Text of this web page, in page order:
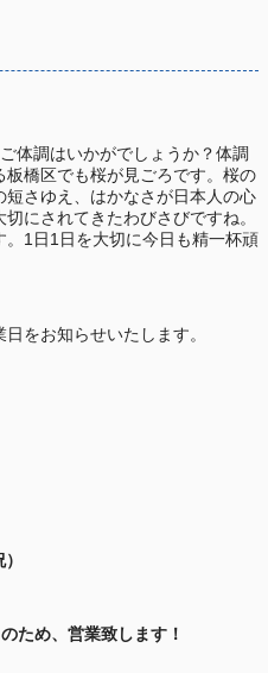
体調はいかがでしょうか？体調
橋区でも桜が見ごろです。桜の
さゆえ、はかなさが日本人の心
にされてきたわびさびですね。
1日1日を大切に今日も精一杯頑
をお知らせいたします。
ため、営業致します！